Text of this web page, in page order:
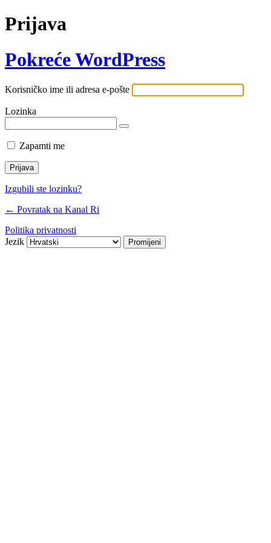
Prijava
Pokreće WordPress
Korisničko ime ili adresa e-pošte
Lozinka
Zapamti me
Izgubili ste lozinku?
← Povratak na Kanal Ri
Politika privatnosti
Jezik